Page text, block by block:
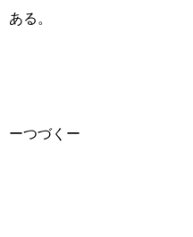
ある。
ーつづくー